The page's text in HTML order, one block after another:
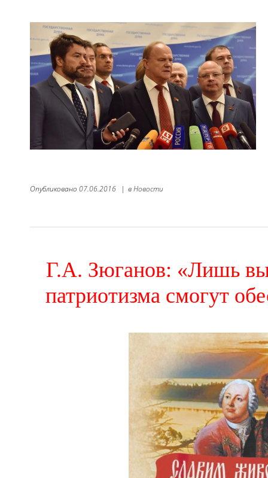
Опубликовано 07.06.2016 | вНовости
Г.А. Зюганов: «Лишь
патриотизма смогут